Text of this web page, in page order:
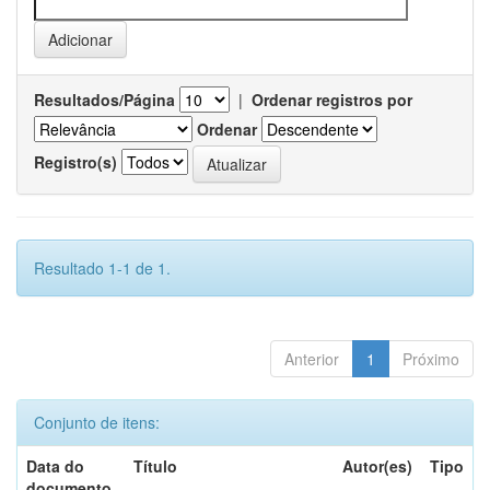
Resultados/Página | Ordenar registros por
Ordenar
Registro(s)
Resultado 1-1 de 1.
Anterior 1 Próximo
Conjunto de itens:
Data do
Título Autor(es) Tipo